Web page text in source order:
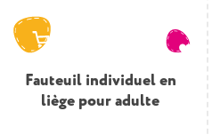
Fauteuil individuel en
liège pour adulte